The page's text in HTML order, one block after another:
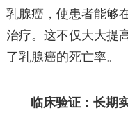
乳腺癌，使患者能够
治疗。这不仅大大提
了乳腺癌的死亡率。
临床验证：长期